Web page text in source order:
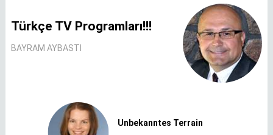
Türkçe TV Programları!!!
BAYRAM AYBASTI
Unbekanntes Terrain